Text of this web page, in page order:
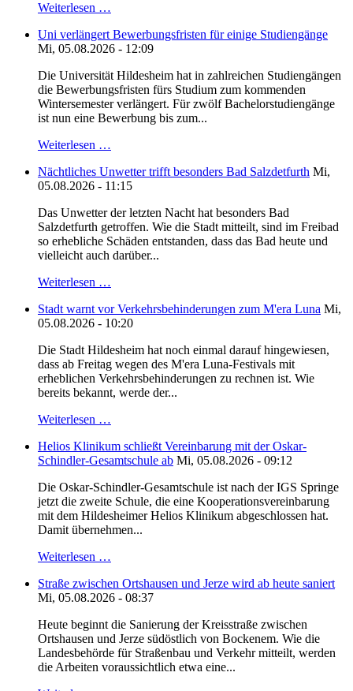
Weiterlesen …
Uni verlängert Bewerbungsfristen für einige Studiengänge
Mi, 05.08.2026 - 12:09
Die Universität Hildesheim hat in zahlreichen Studiengängen
die Bewerbungsfristen fürs Studium zum kommenden
Wintersemester verlängert. Für zwölf Bachelorstudiengänge
ist nun eine Bewerbung bis zum...
Weiterlesen …
Nächtliches Unwetter trifft besonders Bad Salzdetfurth Mi,
05.08.2026 - 11:15
Das Unwetter der letzten Nacht hat besonders Bad
Salzdetfurth getroffen. Wie die Stadt mitteilt, sind im Freibad
so erhebliche Schäden entstanden, dass das Bad heute und
vielleicht auch darüber...
Weiterlesen …
Stadt warnt vor Verkehrsbehinderungen zum M'era Luna Mi,
05.08.2026 - 10:20
Die Stadt Hildesheim hat noch einmal darauf hingewiesen,
dass ab Freitag wegen des M'era Luna-Festivals mit
erheblichen Verkehrsbehinderungen zu rechnen ist. Wie
bereits bekannt, werde der...
Weiterlesen …
Helios Klinikum schließt Vereinbarung mit der Oskar-
Schindler-Gesamtschule ab Mi, 05.08.2026 - 09:12
Die Oskar-Schindler-Gesamtschule ist nach der IGS Springe
jetzt die zweite Schule, die eine Kooperationsvereinbarung
mit dem Hildesheimer Helios Klinikum abgeschlossen hat.
Damit übernehmen...
Weiterlesen …
Straße zwischen Ortshausen und Jerze wird ab heute saniert
Mi, 05.08.2026 - 08:37
Heute beginnt die Sanierung der Kreisstraße zwischen
Ortshausen und Jerze südöstlich von Bockenem. Wie die
Landesbehörde für Straßenbau und Verkehr mitteilt, werden
die Arbeiten voraussichtlich etwa eine...